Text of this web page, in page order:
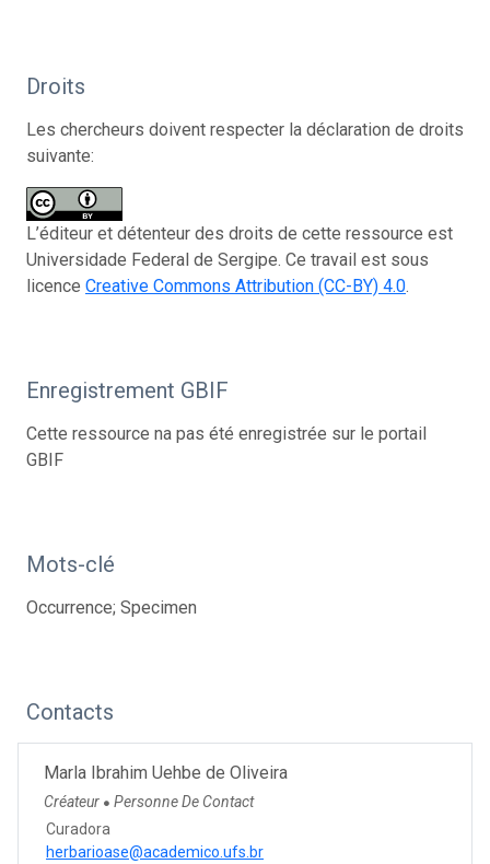
Droits
Les chercheurs doivent respecter la déclaration de droits
suivante:
L’éditeur et détenteur des droits de cette ressource est
Universidade Federal de Sergipe. Ce travail est sous
licence Creative Commons Attribution (CC-BY) 4.0.
Enregistrement GBIF
Cette ressource na pas été enregistrée sur le portail
GBIF
Mots-clé
Occurrence; Specimen
Contacts
Marla Ibrahim Uehbe de Oliveira
Créateur ● Personne De Contact
Curadora
herbarioase@academico.ufs.br